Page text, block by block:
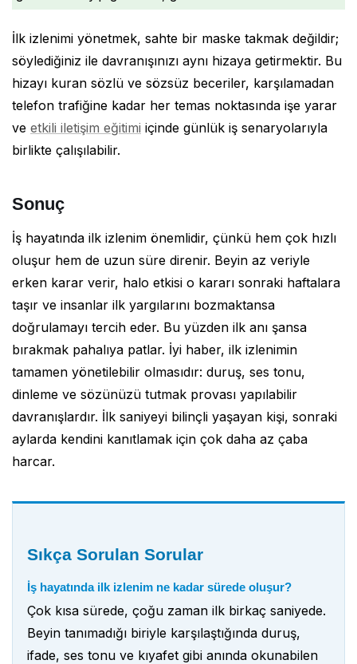
İlk izlenimi yönetmek, sahte bir maske takmak değildir;
söylediğiniz ile davranışınızı aynı hizaya getirmektir. Bu
hizayı kuran sözlü ve sözsüz beceriler, karşılamadan
telefon trafiğine kadar her temas noktasında işe yarar
ve etkili iletişim eğitimi içinde günlük iş senaryolarıyla
birlikte çalışılabilir.
Sonuç
İş hayatında ilk izlenim önemlidir, çünkü hem çok hızlı
oluşur hem de uzun süre direnir. Beyin az veriyle
erken karar verir, halo etkisi o kararı sonraki haftalara
taşır ve insanlar ilk yargılarını bozmaktansa
doğrulamayı tercih eder. Bu yüzden ilk anı şansa
bırakmak pahalıya patlar. İyi haber, ilk izlenimin
tamamen yönetilebilir olmasıdır: duruş, ses tonu,
dinleme ve sözünüzü tutmak provası yapılabilir
davranışlardır. İlk saniyeyi bilinçli yaşayan kişi, sonraki
aylarda kendini kanıtlamak için çok daha az çaba
harcar.
Sıkça Sorulan Sorular
İş hayatında ilk izlenim ne kadar sürede oluşur?
Çok kısa sürede, çoğu zaman ilk birkaç saniyede.
Beyin tanımadığı biriyle karşılaştığında duruş,
ifade, ses tonu ve kıyafet gibi anında okunabilen